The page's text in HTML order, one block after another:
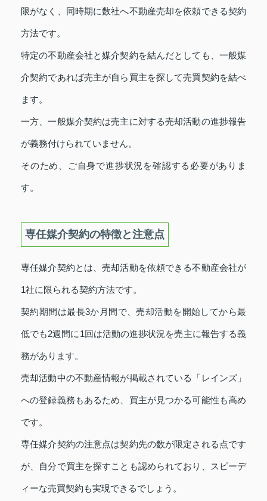
限がなく、同時期に数社へ不動産売却を依頼できる契約
方法です。
特定の不動産会社と媒介契約を結んだとしても、一般媒
介契約であれば売主が自ら買主を探して売買契約を結べ
ます。
一方、一般媒介契約は売主に対する売却活動の進捗報告
が義務付けられていません。
そのため、ご自身で進捗状況を確認する必要がありま
す。
専任媒介契約の特徴と注意点
専任媒介契約とは、売却活動を依頼できる不動産会社が
1社に限られる契約方法です。
契約期間は最長3か月間で、売却活動を開始してから最
低でも2週間に1回は活動の進捗状況を売主に報告する義
務があります。
売却活動中の不動産情報が掲載されている「レインズ」
への登録義務もあるため、買主が見つかる可能性も高め
です。
専任媒介契約の注意点は契約先の数が限定される点です
が、自分で買主を探すことも認められており、スピーデ
ィーな売買契約も実現できるでしょう。